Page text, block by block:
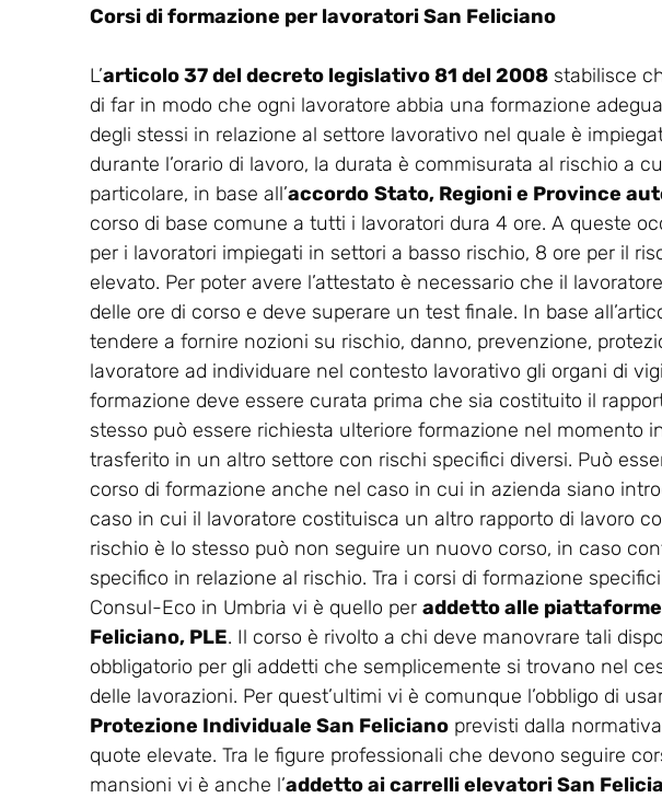
Corsi di formazione per lavoratori San Feliciano
L’articolo 37 del decreto legislativo 81 del 2008 stabilisce
di far in modo che ogni lavoratore abbia una formazione
degli stessi in relazione al settore lavorativo nel quale è
durante l’orario di lavoro, la durata è commisurata al rischio a
particolare, in base all’accordo Stato, Regioni e Province
corso di base comune a tutti i lavoratori dura 4 ore. A queste
per i lavoratori impiegati in settori a basso rischio, 8 ore per il
elevato. Per poter avere l’attestato è necessario che il
delle ore di corso e deve superare un test finale. In base
tendere a fornire nozioni su rischio, danno, prevenzione,
lavoratore ad individuare nel contesto lavorativo gli organi di
formazione deve essere curata prima che sia costituito il
stesso può essere richiesta ulteriore formazione nel momento
trasferito in un altro settore con rischi specifici diversi. Può
corso di formazione anche nel caso in cui in azienda siano
caso in cui il lavoratore costituisca un altro rapporto di lavoro
rischio è lo stesso può non seguire un nuovo corso, in caso
specifico in relazione al rischio. Tra i corsi di formazione
Consul-Eco in Umbria vi è quello per addetto alle
Feliciano, PLE. Il corso è rivolto a chi deve manovrare tali
obbligatorio per gli addetti che semplicemente si trovano nel
delle lavorazioni. Per quest’ultimi vi è comunque l’obbligo di
Protezione Individuale San Feliciano previsti dalla
quote elevate. Tra le figure professionali che devono seguire
mansioni vi è anche l’addetto ai carrelli elevatori San